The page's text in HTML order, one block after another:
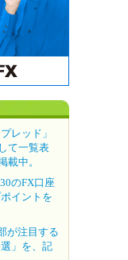
レッド」
て一覧表
載中。
のFX口座
イントを
が注目する
」を、記